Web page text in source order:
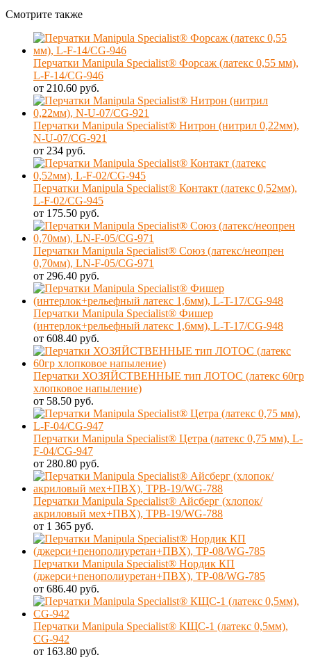
Смотрите также
Перчатки Manipula Specialist® Форсаж (латекс 0,55 мм),
L-F-14/CG-946
от 210.60 руб.
Перчатки Manipula Specialist® Нитрон (нитрил 0,22мм),
N-U-07/CG-921
от 234 руб.
Перчатки Manipula Specialist® Контакт (латекс 0,52мм),
L-F-02/CG-945
от 175.50 руб.
Перчатки Manipula Specialist® Союз (латекс/неопрен
0,70мм), LN-F-05/CG-971
от 296.40 руб.
Перчатки Manipula Specialist® Фишер
(интерлок+рельефный латекс 1,6мм), L-T-17/CG-948
от 608.40 руб.
Перчатки ХОЗЯЙСТВЕННЫЕ тип ЛОТОС (латекс 60гр
хлопковое напыление)
от 58.50 руб.
Перчатки Manipula Specialist® Цетра (латекс 0,75 мм), L-
F-04/CG-947
от 280.80 руб.
Перчатки Manipula Specialist® Айсберг (хлопок/
акриловый мех+ПВХ), ТРВ-19/WG-788
от 1 365 руб.
Перчатки Manipula Specialist® Нордик КП
(джерси+пенополиуретан+ПВХ), ТР-08/WG-785
от 686.40 руб.
Перчатки Manipula Specialist® КЩС-1 (латекс 0,5мм),
CG-942
от 163.80 руб.